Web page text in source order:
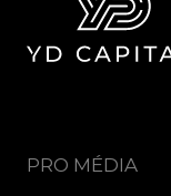
PRO MÉDIA